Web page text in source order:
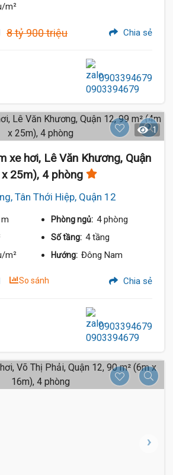
m²
8 tỷ 900 triệu Chia sẻ
0903394679
1
xe hơi, Lê Văn Khương, Quận
25m), 4 phòng
Tân Thới Hiệp, Quận 12
Phòng ngủ: 4 phòng
Số tầng: 4 tầng
m² Hướng: Đông Nam
So sánh Chia sẻ
0903394679